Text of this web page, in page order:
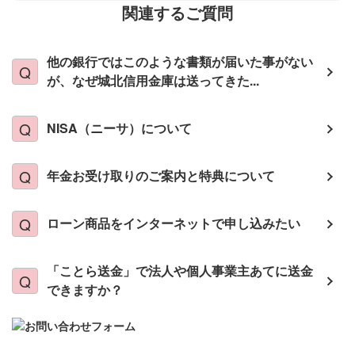
関連するご質問
他の銀行ではこのような書類が届いた事がない
が、なぜ城北信用金庫は送ってきた...
NISA（ニーサ）について
年金お受け取りのご案内と特典について
ローン商品をインターネットで申し込みたい
「ことら送金」で法人や個人事業主あてに送金
できますか？